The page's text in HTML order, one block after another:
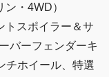
・4WD）
トスポイラー＆サ
バーフェンダーキ
チホイール、特選